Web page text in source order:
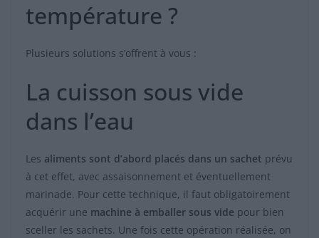
température ?
Plusieurs solutions s’offrent à vous :
La cuisson sous vide
dans l’eau
Les aliments sont d’abord placés dans un sachet prévu
à cet effet, avec assaisonnement et éventuellement
marinade. Pour cette technique, il faut obligatoirement
acquérir une machine à emballer sous vide pour bien
sceller les sachets. Une fois cette opération réalisée, on